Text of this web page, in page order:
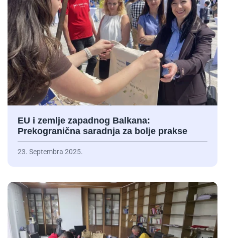
EU i zemlje zapadnog Balkana:
Prekogranična saradnja za bolje prakse
23. Septembra 2025.